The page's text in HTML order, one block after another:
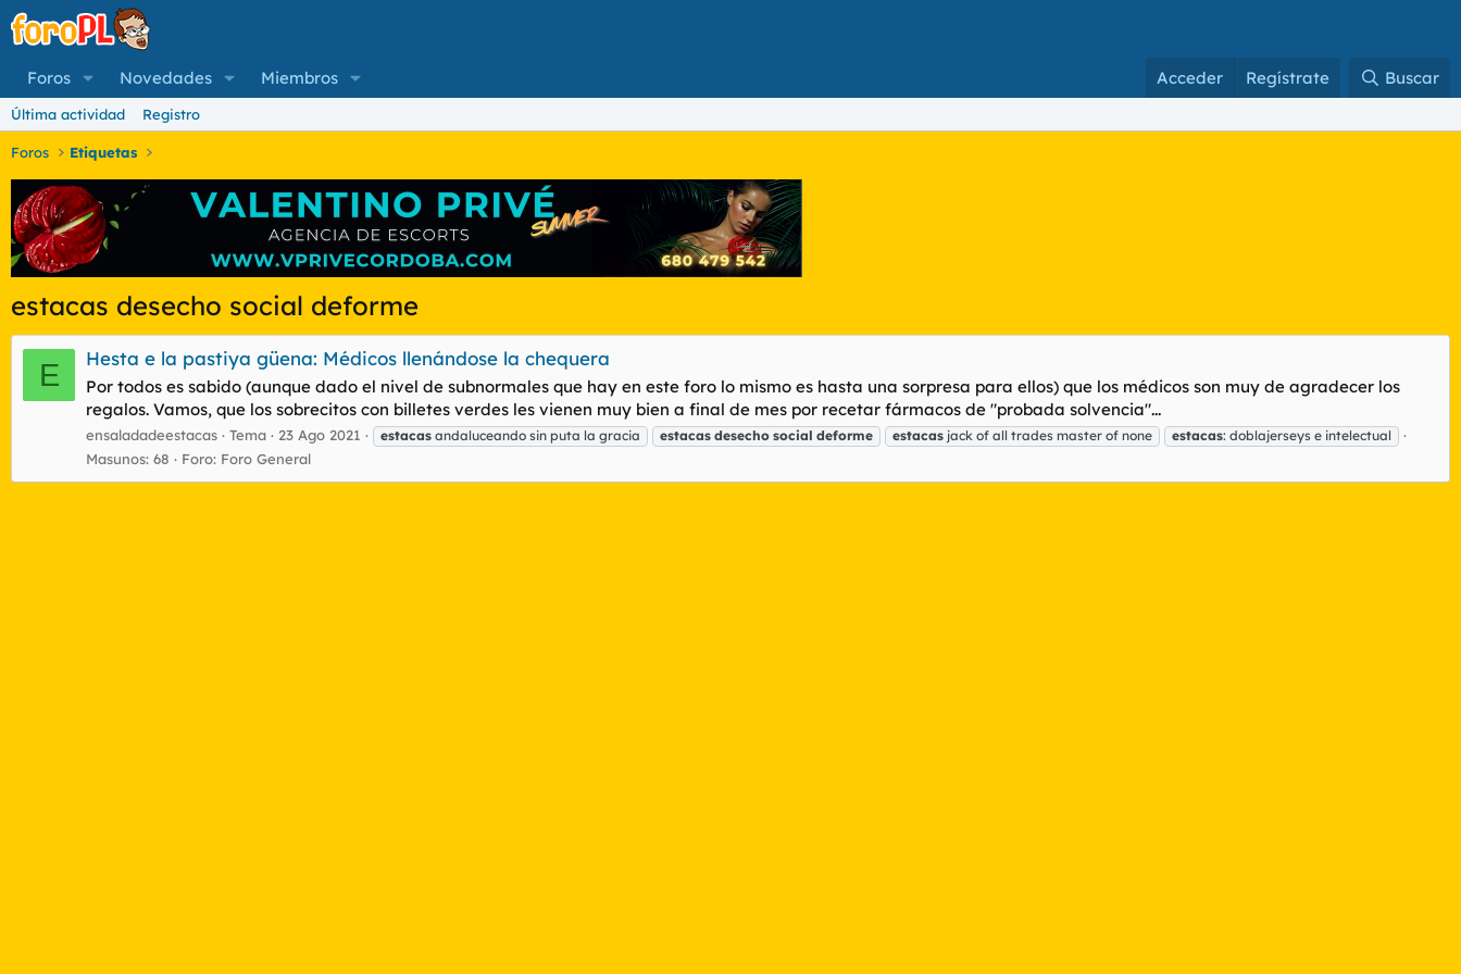
Foros Novedades Miembros Acceder Regístrate Buscar
Última actividad Registro
Foros Etiquetas
estacas desecho social deforme
E Hesta e la pastiya güena: Médicos llenándose la chequera
Por todos es sabido (aunque dado el nivel de subnormales que hay en este foro lo mismo es hasta una sorpresa para ellos) que los médicos son muy de agradecer los
regalos. Vamos, que los sobrecitos con billetes verdes les vienen muy bien a final de mes por recetar fármacos de "probada solvencia"...
ensaladadeestacas Tema 23 Ago 2021 estacas andaluceando sin puta la gracia estacas desecho social deforme estacas jack of all trades master of none estacas: doblajerseys e intelectual
Masunos: 68 Foro: Foro General